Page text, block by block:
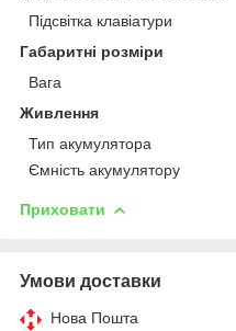
Підсвітка клавіатури
Габаритні розміри
Вага
Живлення
Тип акумулятора
Ємність акумулятору
Приховати
Умови доставки
Нова Пошта